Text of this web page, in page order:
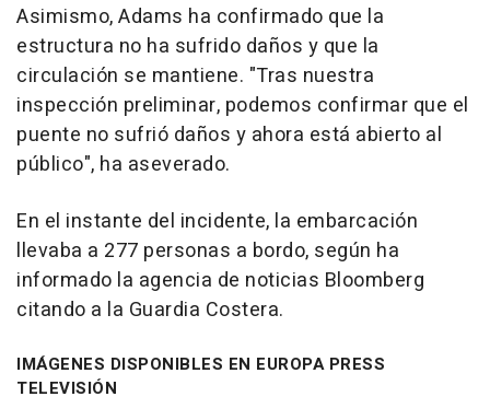
Asimismo, Adams ha confirmado que la
estructura no ha sufrido daños y que la
circulación se mantiene. "Tras nuestra
inspección preliminar, podemos confirmar que el
puente no sufrió daños y ahora está abierto al
público", ha aseverado.
En el instante del incidente, la embarcación
llevaba a 277 personas a bordo, según ha
informado la agencia de noticias Bloomberg
citando a la Guardia Costera.
IMÁGENES DISPONIBLES EN EUROPA PRESS
TELEVISIÓN